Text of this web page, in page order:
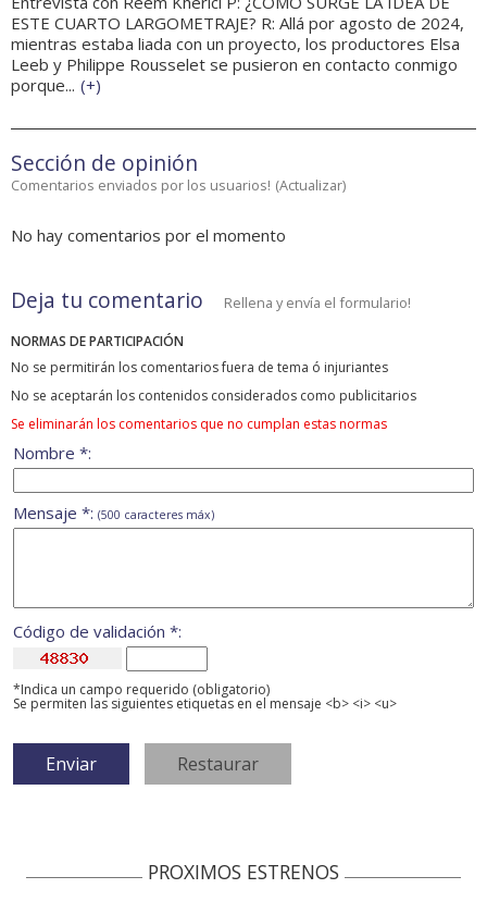
ESTE CUARTO LARGOMETRAJE? R: Allá por agosto de 2024,
mientras estaba liada con un proyecto, los productores Elsa
Leeb y Philippe Rousselet se pusieron en contacto conmigo
porque... (+)
Sección de opinión
Comentarios enviados por los usuarios! (Actualizar)
No hay comentarios por el momento
Deja tu comentario Rellena y envía el formulario!
NORMAS DE PARTICIPACIÓN
No se permitirán los comentarios fuera de tema ó injuriantes
No se aceptarán los contenidos considerados como publicitarios
Se eliminarán los comentarios que no cumplan estas normas
Nombre *:
Mensaje *: (500 caracteres máx)
Código de validación *:
*Indica un campo requerido (obligatorio)
Se permiten las siguientes etiquetas en el mensaje <b> <i> <u>
PROXIMOS ESTRENOS